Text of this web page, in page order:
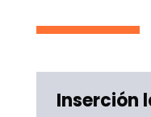
Inserción